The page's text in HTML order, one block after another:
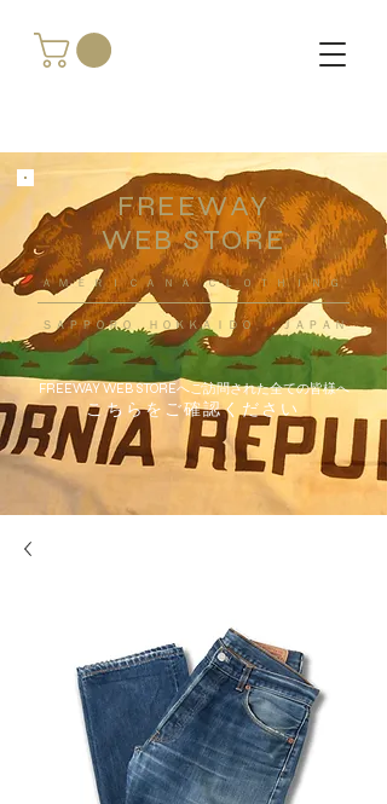
FREEWAY
WEB STORE
​ＡＭＥＲＩＣＡＮＡ ＣＬＯＴＨＩＮＧ
ＳＡＰＰＯＲＯ ＨＯＫＫＡＩＤＯ ，ＪＡＰＡＮ
FREEWAY WEB STOREへご訪問された全ての皆様へ
こちらをご確認ください